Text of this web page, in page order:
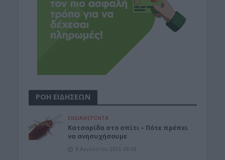
ΡΟΗ ΕΙΔΗΣΕΩΝ
ΕΝΔΙΑΦΕΡΟΝΤΑ
Κατσαρίδα στο σπίτι – Πότε πρέπει
να ανησυχήσουμε
8 Αυγούστου 2026 08:08